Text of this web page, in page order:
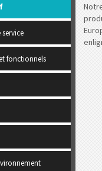
fonctionnels